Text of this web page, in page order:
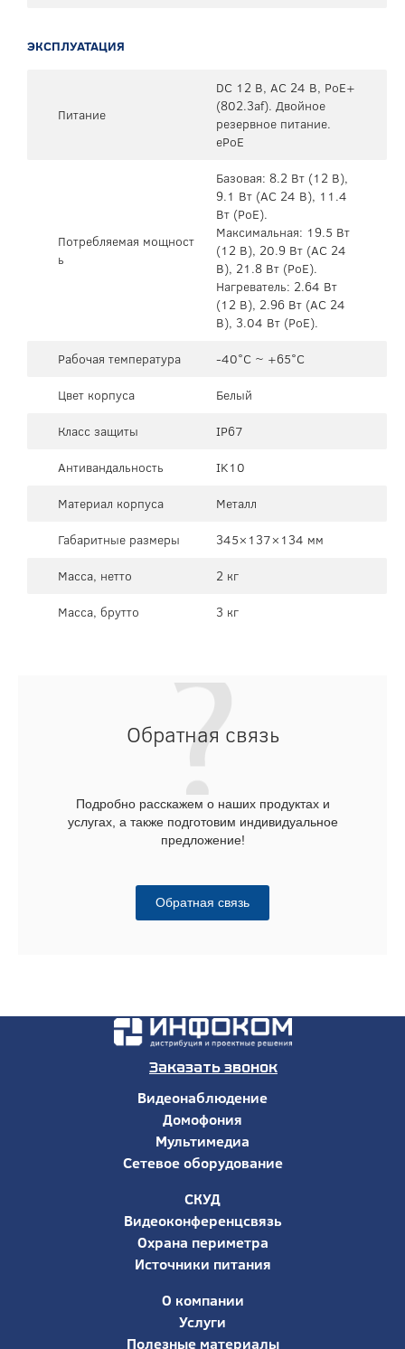
ЭКСПЛУАТАЦИЯ
Питание
DC 12 В, AC 24 В, PoE+
(802.3af). Двойное
резервное питание.
ePoE
Потребляемая мощност
ь
Базовая: 8.2 Вт (12 В),
9.1 Вт (AC 24 В), 11.4
Вт (PoE).
Максимальная: 19.5 Вт
(12 В), 20.9 Вт (AC 24
В), 21.8 Вт (PoE).
Нагреватель: 2.64 Вт
(12 В), 2.96 Вт (AC 24
В), 3.04 Вт (PoE).
Рабочая температура
-40°C ~ +65°C
Цвет корпуса
Белый
Класс защиты
IP67
Антивандальность
IK10
Материал корпуса
Металл
Габаритные размеры
345×137×134 мм
Масса, нетто
2 кг
Масса, брутто
3 кг
Обратная связь
Подробно расскажем о наших продуктах и
услугах, а также подготовим индивидуальное
предложение!
Обратная связь
Заказать звонок
Видеонаблюдение
Домофония
Мультимедиа
Сетевое оборудование
СКУД
Видеоконференцсвязь
Охрана периметра
Источники питания
О компании
Услуги
Полезные материалы